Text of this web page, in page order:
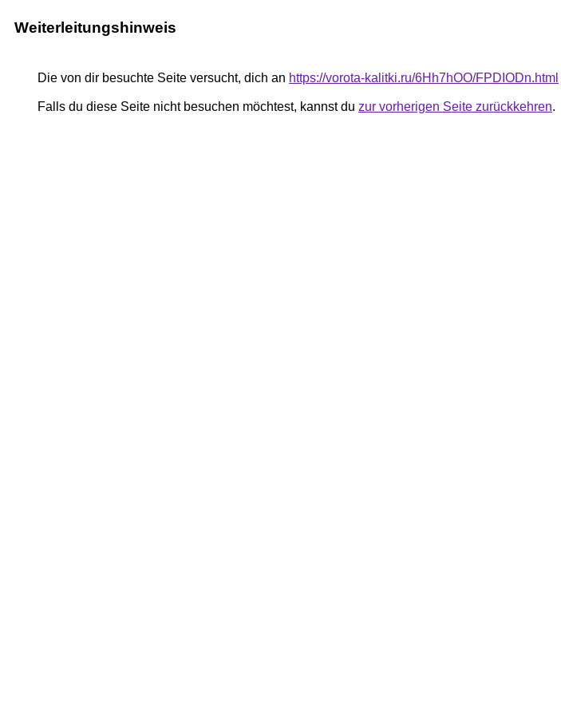
Weiterleitungshinweis
Die von dir besuchte Seite versucht, dich an https://vorota-kalitki.ru/6Hh7hOO/FPDIODn.html
Falls du diese Seite nicht besuchen möchtest, kannst du zur vorherigen Seite zurückkehren.